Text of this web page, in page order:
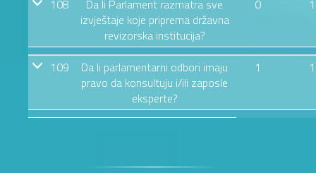
108
Da li Parlament razmatra sve
izvještaje koje priprema državna
revizorska institucija?
0 1
109
Da li parlamentarni odbori imaju
pravo da konsultuju i/ili zaposle
eksperte?
1 1